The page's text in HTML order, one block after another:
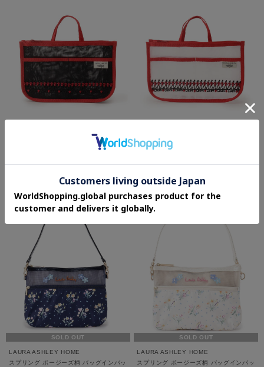
産なし】近沢レース店×ローラ アシュレ
LAURA ASHLEY HOME
産なし】近沢レース店×ローラ アシュレ
イン バッグ
¥5,390
SOLD OUT
LAURA ASHLEY HOME
スプリング ポージーズ柄 バッグインバッ
SOLD OUT
LAURA ASHLEY HOME
スプリング ポージーズ柄 バッグインバッ